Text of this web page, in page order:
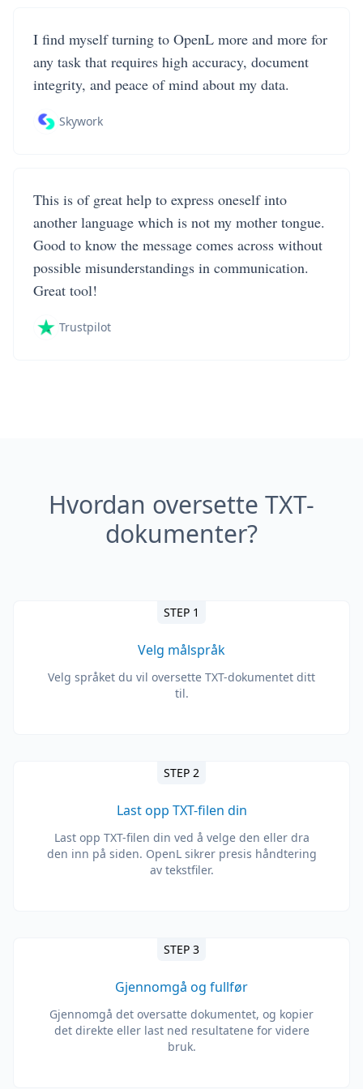
I find myself turning to OpenL more and more for
any task that requires high accuracy, document
integrity, and peace of mind about my data.
Skywork
This is of great help to express oneself into
another language which is not my mother tongue.
Good to know the message comes across without
possible misunderstandings in communication.
Great tool!
Trustpilot
Hvordan oversette TXT-
dokumenter?
STEP 1
Velg målspråk
Velg språket du vil oversette TXT-dokumentet ditt
til.
STEP 2
Last opp TXT-filen din
Last opp TXT-filen din ved å velge den eller dra
den inn på siden. OpenL sikrer presis håndtering
av tekstfiler.
STEP 3
Gjennomgå og fullfør
Gjennomgå det oversatte dokumentet, og kopier
det direkte eller last ned resultatene for videre
bruk.